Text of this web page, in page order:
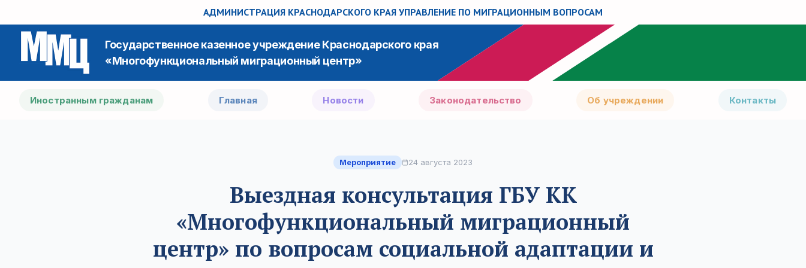
АДМИНИСТРАЦИЯ КРАСНОДАРСКОГО КРАЯ УПРАВЛЕНИЕ ПО МИГРАЦИОННЫМ ВОПРОСАМ
Государственное казенное учреждение Краснодарского края
«Многофункциональный миграционный центр»
Иностранным гражданам Главная Новости Законодательство Об учреждении Контакты
Мероприятие 24 августа 2023
Выездная консультация ГБУ КК
«Многофункциональный миграционный
центр» по вопросам социальной адаптации и